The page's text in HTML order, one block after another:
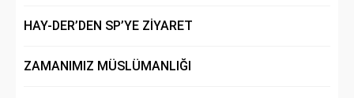
HAY-DER’DEN SP’YE ZİYARET
ZAMANIMIZ MÜSLÜMANLIĞI